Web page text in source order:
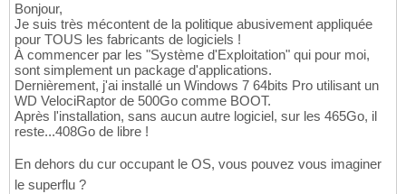
Bonjour,
Je suis très mécontent de la politique abusivement appliquée
pour TOUS les fabricants de logiciels !
À commencer par les "Système d'Exploitation" qui pour moi,
sont simplement un package d'applications.
Dernièrement, j'ai installé un Windows 7 64bits Pro utilisant un
WD VelociRaptor de 500Go comme BOOT.
Après l'installation, sans aucun autre logiciel, sur les 465Go, il
reste...408Go de libre !
En dehors du cur occupant le OS, vous pouvez vous imaginer
le superflu ?